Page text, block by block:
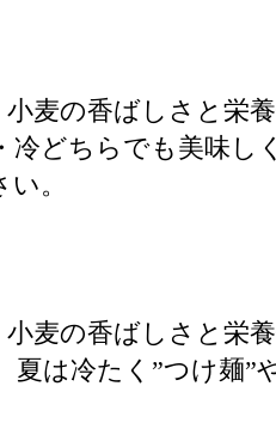
麦の香ばしさと栄
どちらでも美味し
。
麦の香ばしさと栄
は冷たく”つけ麺”